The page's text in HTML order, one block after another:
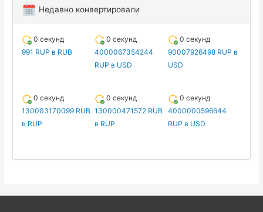
Недавно конвертировали
0 секунд
991 RUP в RUB
0 секунд
4000067354244
RUP в USD
0 секунд
90007926498 RUP в
USD
0 секунд
130003170099 RUB
в RUP
0 секунд
130000471572 RUB
в RUP
0 секунд
4000000596644
RUP в USD